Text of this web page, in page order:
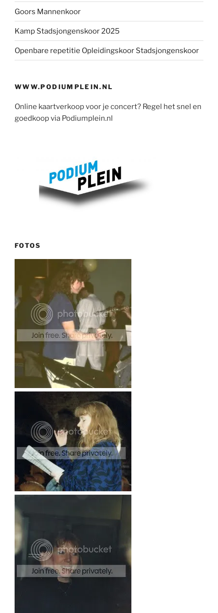
Goors Mannenkoor
Kamp Stadsjongenskoor 2025
Openbare repetitie Opleidingskoor Stadsjongenskoor
WWW.PODIUMPLEIN.NL
Online kaartverkoop voor je concert? Regel het snel en
goedkoop via Podiumplein.nl
FOTOS